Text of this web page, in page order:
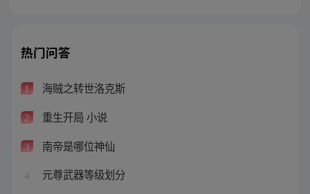
热门问答
1 海贼之转世洛克斯
2 重生开局 小说
3 南帝是哪位神仙
4 元尊武器等级划分